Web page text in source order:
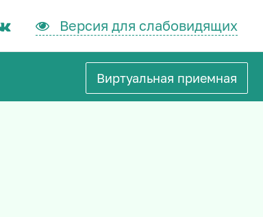
Версия для слабовидящих
Виртуальная приемная